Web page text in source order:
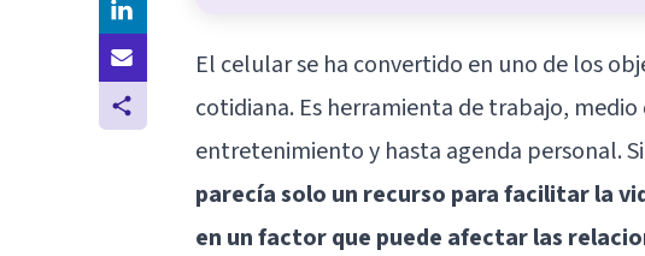
El celular se ha convertido en uno de los
cotidiana. Es herramienta de trabajo,
entretenimiento y hasta agenda personal.
parecía solo un recurso para facilitar la
en un factor que puede afectar las